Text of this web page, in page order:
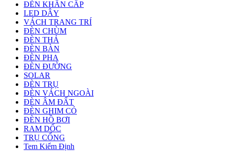
ĐÈN KHẨN CẤP
LED DÂY
VÁCH TRANG TRÍ
ĐÈN CHÙM
ĐÈN THẢ
ĐÈN BÀN
ĐÈN PHA
ĐÈN ĐƯỜNG
SOLAR
ĐÈN TRỤ
ĐÈN VÁCH NGOÀI
ĐÈN ÂM ĐẤT
ĐÈN GHIM CỎ
ĐÈN HỒ BƠI
RAM DỐC
TRỤ CỔNG
Tem Kiểm Định